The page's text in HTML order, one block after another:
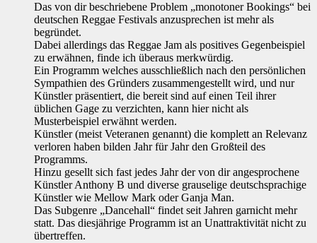
Das von dir beschriebene Problem „monotoner Bookings“ bei
deutschen Reggae Festivals anzusprechen ist mehr als
begründet.
Dabei allerdings das Reggae Jam als positives Gegenbeispiel
zu erwähnen, finde ich überaus merkwürdig.
Ein Programm welches ausschließlich nach den persönlichen
Sympathien des Gründers zusammengestellt wird, und nur
Künstler präsentiert, die bereit sind auf einen Teil ihrer
üblichen Gage zu verzichten, kann hier nicht als
Musterbeispiel erwähnt werden.
Künstler (meist Veteranen genannt) die komplett an Relevanz
verloren haben bilden Jahr für Jahr den Großteil des
Programms.
Hinzu gesellt sich fast jedes Jahr der von dir angesprochene
Künstler Anthony B und diverse grauselige deutschsprachige
Künstler wie Mellow Mark oder Ganja Man.
Das Subgenre „Dancehall“ findet seit Jahren garnicht mehr
statt. Das diesjährige Programm ist an Unattraktivität nicht zu
übertreffen.